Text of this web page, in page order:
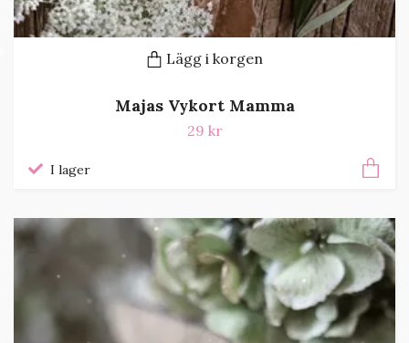
Lägg i korgen
Majas Vykort Mamma
29 kr
I lager